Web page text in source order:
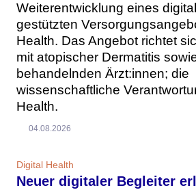
Weiterentwicklung eines
gestützten
Health. Das Angebot richtet
mit atopischer Dermatitis
behandelnden Ärzt:innen; die
wissenschaftliche
Health.
04.08.2026
Digital Health
Neuer digitaler Begleiter